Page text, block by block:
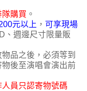
隊購買 。
元以上 ， 可享現場
、週邊尺寸限量販
品之後，必須等到
後至演唱會演出前
員只認寄物號碼